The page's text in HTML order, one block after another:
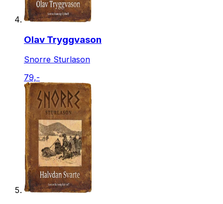
Olav Tryggvason
Snorre Sturlason
79,-